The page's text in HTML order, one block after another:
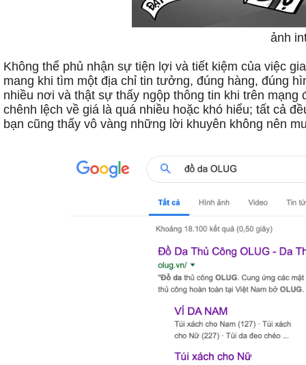
ảnh
Không thể phủ nhận sự tiện lợi và tiết kiệm của việc
mang khi tìm một địa chỉ tin tưởng, đúng hàng, đúng
nhiều nơi và thật sự thấy ngộp thông tin khi trên
chênh lệch về giá là quá nhiều hoặc khó hiểu; tất cả
bạn cũng thấy vô vàng những lời khuyên không nên